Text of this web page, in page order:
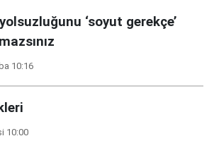
‘soyut gerekçe’
10:16
10:00